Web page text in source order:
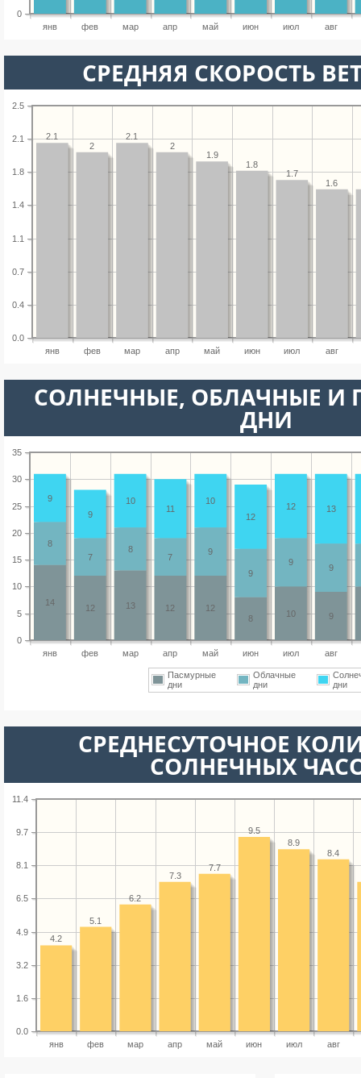
янв фев мар апр май июн июл авг
0
СРЕДНЯЯ СКОРОСТЬ
янв фев мар апр май июн июл авг
0.0
0.4
0.7
1.1
1.4
1.8
2.1
2.5
1.6
1.7
1.8
1.9
2
2.1
2
2.1
CОЛНЕЧНЫЕ, ОБЛАЧНЫЕ И
ДНИ
янв фев мар апр май июн июл авг
0
5
10
15
20
25
30
35
9
10
8
12
12
13
12
14
9
9
9
9
7
8
7
8
13
12
12
10
11
10
9
9
Пасмурные
дни
Облачные
дни
дни
СРЕДНЕСУТОЧНОЕ
СОЛНЕЧНЫХ
янв фев мар апр май июн июл авг
0.0
1.6
3.2
4.9
6.5
8.1
9.7
11.4
8.4
8.9
9.5
7.7
7.3
6.2
5.1
4.2